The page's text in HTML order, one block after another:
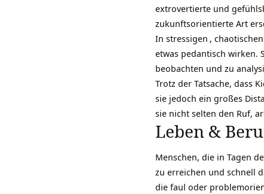
extrovertierte und
zukunftsorientierte Art
In stressigen ,
etwas pedantisch wirken.
beobachten und zu
Trotz der Tatsache, dass
sie jedoch ein großes
sie nicht selten den Ruf,
Leben &
Menschen, die in Tagen
zu erreichen und schnell
die faul oder